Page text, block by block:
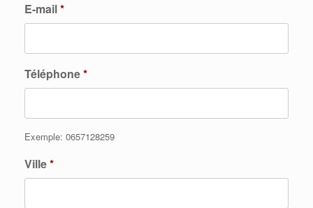
E-mail*
Téléphone*
Exemple: 0657128259
Ville*